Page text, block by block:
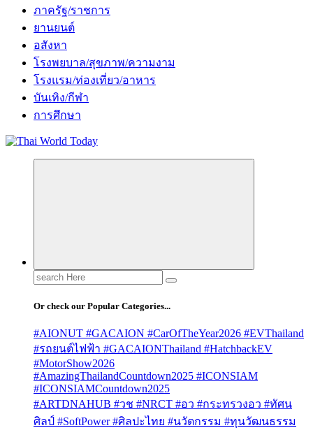
ภาครัฐ/ราชการ
ยานยนต์
อสังหา
โรงพยบาล/สุขภาพ/ความงาม
โรงแรม/ท่องเที่ยว/อาหาร
บันเทิง/กีฬา
การศึกษา
Search
for:
Or check our Popular Categories...
#AIONUT #GACAION #CarOfTheYear2026 #EVThailand
#รถยนต์ไฟฟ้า #GACAIONThailand #HatchbackEV
#MotorShow2026
#AmazingThailandCountdown2025 #ICONSIAM
#ICONSIAMCountdown2025
#ARTDNAHUB #วช #NRCT #อว #กระทรวงอว #ทัศน
ศิลป์ #SoftPower #ศิลปะไทย #นวัตกรรม #ทุนวัฒนธรรม